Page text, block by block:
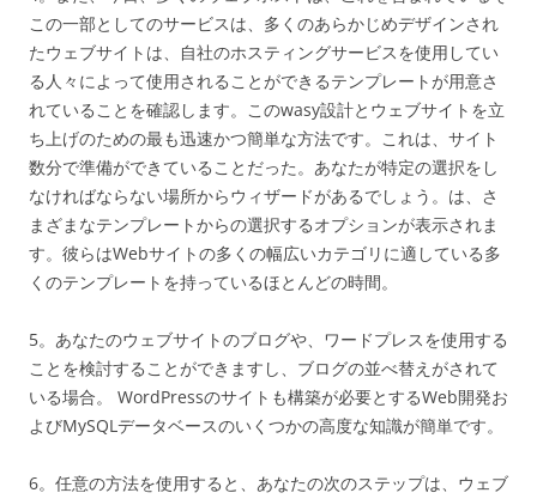
この一部としてのサービスは、多くのあらかじめデザインされ
たウェブサイトは、自社のホスティングサービスを使用してい
る人々によって使用されることができるテンプレートが用意さ
れていることを確認します。このwasy設計とウェブサイトを立
ち上げのための最も迅速かつ簡単な方法です。これは、サイト
数分で準備ができていることだった。あなたが特定の選択をし
なければならない場所からウィザードがあるでしょう。は、さ
まざまなテンプレートからの選択するオプションが表示されま
す。彼らはWebサイトの多くの幅広いカテゴリに適している多
くのテンプレートを持っているほとんどの時間。
5。あなたのウェブサイトのブログや、ワードプレスを使用する
ことを検討することができますし、ブログの並べ替えがされて
いる場合。 WordPressのサイトも構築が必要とするWeb開発お
よびMySQLデータベースのいくつかの高度な知識が簡単です。
6。任意の方法を使用すると、あなたの次のステップは、ウェブ